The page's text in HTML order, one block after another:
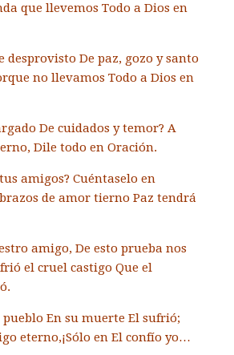
que llevemos Todo a Dios en
desprovisto De paz, gozo y santo
no llevamos Todo a Dios en
De cuidados y temor? A
Dile todo en Oración.
amigos? Cuéntaselo en
de amor tierno Paz tendrá
amigo, De esto prueba nos
el cruel castigo Que el
pueblo En su muerte El sufrió;
eterno,¡Sólo en El confío yo…